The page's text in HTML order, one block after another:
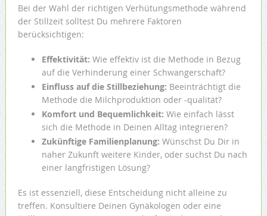
Bei der Wahl der richtigen Verhütungsmethode während
der Stillzeit solltest Du mehrere Faktoren
berücksichtigen:
Effektivität: Wie effektiv ist die Methode in Bezug
auf die Verhinderung einer Schwangerschaft?
Einfluss auf die Stillbeziehung: Beeinträchtigt die
Methode die Milchproduktion oder -qualität?
Komfort und Bequemlichkeit: Wie einfach lässt
sich die Methode in Deinen Alltag integrieren?
Zukünftige Familienplanung: Wünschst Du Dir in
naher Zukunft weitere Kinder, oder suchst Du nach
einer langfristigen Lösung?
Es ist essenziell, diese Entscheidung nicht alleine zu
treffen. Konsultiere Deinen Gynäkologen oder eine